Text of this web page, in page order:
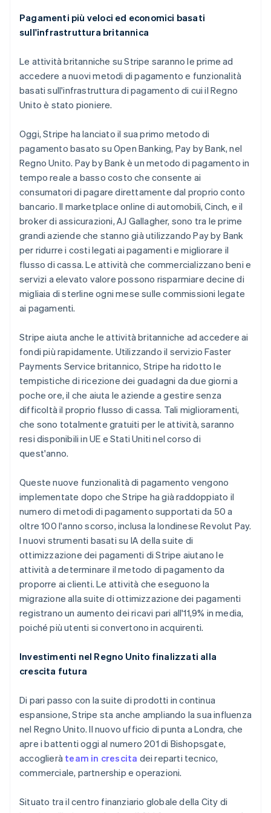
Pagamenti più veloci ed economici basati
sull'infrastruttura britannica
Le attività britanniche su Stripe saranno le prime ad
accedere a nuovi metodi di pagamento e funzionalità
basati sull'infrastruttura di pagamento di cui il Regno
Unito è stato pioniere.
Oggi, Stripe ha lanciato il sua primo metodo di
pagamento basato su Open Banking, Pay by Bank, nel
Regno Unito. Pay by Bank è un metodo di pagamento in
tempo reale a basso costo che consente ai
consumatori di pagare direttamente dal proprio conto
bancario. Il marketplace online di automobili, Cinch, e il
broker di assicurazioni, AJ Gallagher, sono tra le prime
grandi aziende che stanno già utilizzando Pay by Bank
per ridurre i costi legati ai pagamenti e migliorare il
flusso di cassa. Le attività che commercializzano beni e
servizi a elevato valore possono risparmiare decine di
migliaia di sterline ogni mese sulle commissioni legate
ai pagamenti.
Stripe aiuta anche le attività britanniche ad accedere ai
fondi più rapidamente. Utilizzando il servizio Faster
Payments Service britannico, Stripe ha ridotto le
tempistiche di ricezione dei guadagni da due giorni a
poche ore, il che aiuta le aziende a gestire senza
difficoltà il proprio flusso di cassa. Tali miglioramenti,
che sono totalmente gratuiti per le attività, saranno
resi disponibili in UE e Stati Uniti nel corso di
quest'anno.
Queste nuove funzionalità di pagamento vengono
implementate dopo che Stripe ha già raddoppiato il
numero di metodi di pagamento supportati da 50 a
oltre 100 l'anno scorso, inclusa la londinese Revolut Pay.
I nuovi strumenti basati su IA della suite di
ottimizzazione dei pagamenti di Stripe aiutano le
attività a determinare il metodo di pagamento da
proporre ai clienti. Le attività che eseguono la
migrazione alla suite di ottimizzazione dei pagamenti
registrano un aumento dei ricavi pari all'11,9% in media,
poiché più utenti si convertono in acquirenti.
Investimenti nel Regno Unito finalizzati alla
crescita futura
Di pari passo con la suite di prodotti in continua
espansione, Stripe sta anche ampliando la sua influenza
nel Regno Unito. Il nuovo ufficio di punta a Londra, che
apre i battenti oggi al numero 201 di Bishopsgate,
accoglierà team in crescita dei reparti tecnico,
commerciale, partnership e operazioni.
Situato tra il centro finanziario globale della City di
Australia
English
Austria
DeutschEnglish
Belgio
Brasile
PortuguêsEnglish
Bulgaria
English
Canada
EnglishFrançais
Cina continentale
简体中文English
Cipro
English
Croazia
EnglishItaliano
Danimarca
English
Emirati Arabi Uniti
English
English
Finlandia
English Svenska
Francia
Français English
Germania
DeutschEnglish
Giappone
日本語English
Gibilterra
Grecia
English
India
English
Irlanda
English
Italia
ItalianoEnglish
Lettonia
English
Liechtenstein
Deutsch English
Lituania
English
Lussemburgo
FrançaisDeutsch English
Malaysia
Malta
English
Messico
Español English
Norvegia
English
Nuova Zelanda
Paesi Bassi
Nederlands English